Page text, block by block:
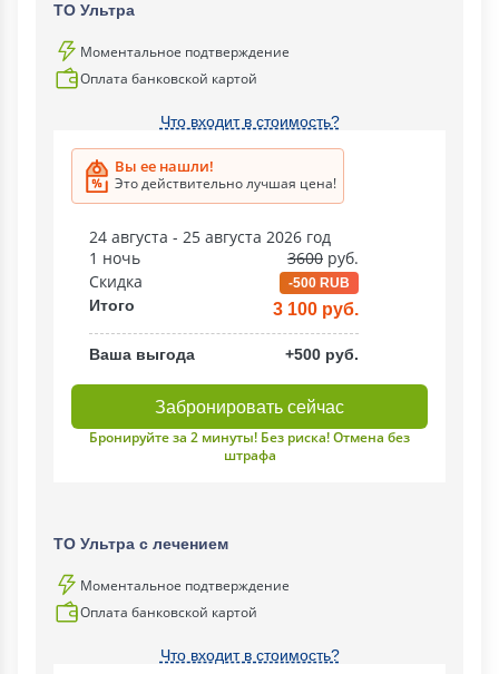
ТО Ультра
Моментальное подтверждение
Оплата банковской картой
Что входит в стоимость?
Вы ее нашли!
Это действительно лучшая цена!
24 августа - 25 августа 2026 год
1 ночь
3600 руб.
Скидка
-500 RUB
Итого 3 100 руб.
Ваша выгода +500 руб.
Забронировать сейчас
Бронируйте за 2 минуты! Без риска! Отмена без
штрафа
ТО Ультра с лечением
Моментальное подтверждение
Оплата банковской картой
Что входит в стоимость?